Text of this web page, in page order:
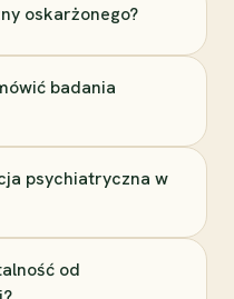
oskarżonego?
badania
psychiatryczna w
od